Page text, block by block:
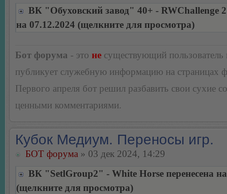
ВК "Обуховский завод" 40+ - RWChallenge 2
на 07.12.2024 (щелкните для просмотра)
Бот форума - это не существующий пользователь
публикует служебную информацию на страницах
Первого апреля бот решил разбавить свои сухие
ценными комментариями.
Кубок Медиум. Переносы игр.
БОТ форума » 03 дек 2024, 14:29
ВК "SetlGroup2" - White Horse перенесена
(щелкните для просмотра)